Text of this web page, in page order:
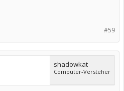
#59
shadowkat
Computer-Versteher